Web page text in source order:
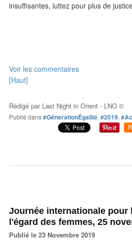
insuffisantes, luttez pour plus de
Voir les commentaires
[Haut]
Rédigé par Last Night in Orient - LNO ©
Publié dans#GénerationÉgalité, #2019,
Journée internationale
l'égard des femmes, 25
Publié le 23 Novembre 2019